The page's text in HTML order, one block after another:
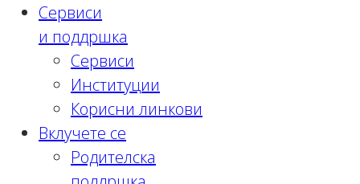
Сервиси
и поддршка
Сервиси
Институции
Корисни линкови
Вклучете се
Родителска